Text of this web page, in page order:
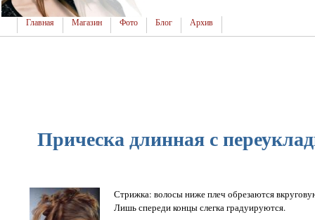
Главная Магазин Фото Блог Архив
Прическа длинная с
Стрижка: волосы ниже плеч обрезаются
Лишь спереди концы слегка градуируются.